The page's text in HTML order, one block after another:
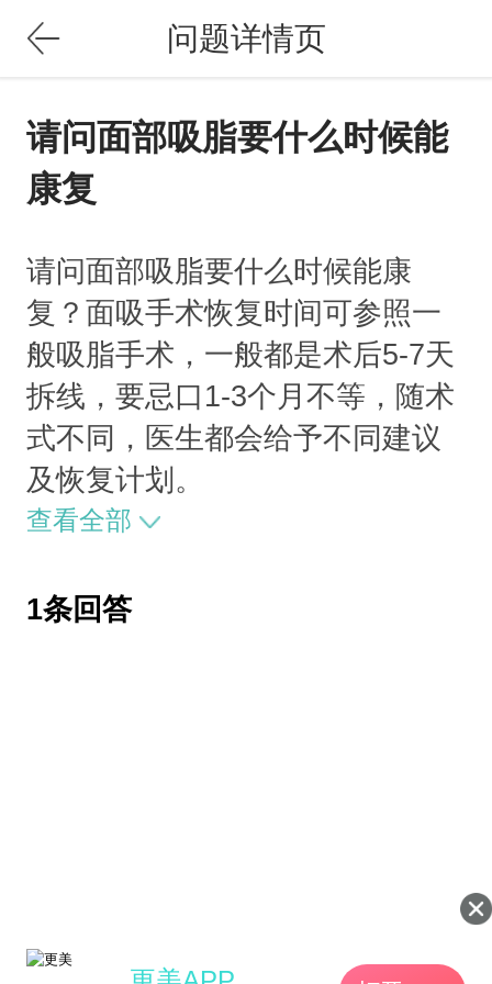
问题详情页
请问面部吸脂要什么时候能
康复
请问面部吸脂要什么时候能康
复？面吸手术恢复时间可参照一
般吸脂手术，一般都是术后5-7天
拆线，要忌口1-3个月不等，随术
式不同，医生都会给予不同建议
及恢复计划。
查看全部
1条回答